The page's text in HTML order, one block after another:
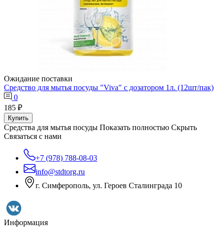
Ожидание поставки
Средство для мытья посуды "Viva" c дозатором 1л. (12шт/пак)
0
185 ₽
Купить
Средства для мытья посуды Показать полностью Скрыть
Связаться с нами
+7 (978) 788-08-03
info@stdtorg.ru
г. Симферополь, ул. Героев Сталинграда 10
Информация